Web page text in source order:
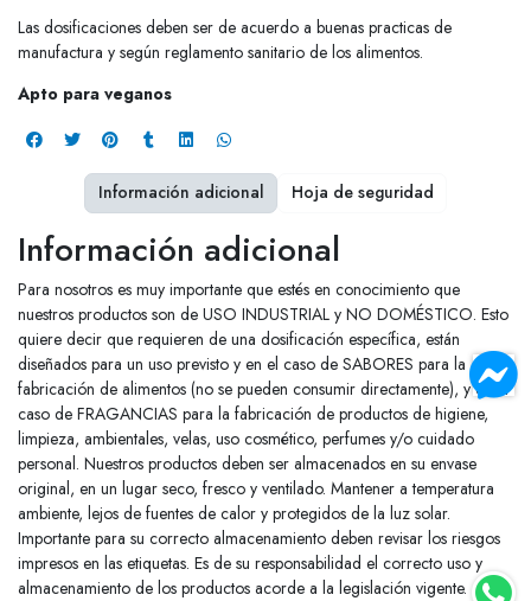
Las dosificaciones deben ser de acuerdo a buenas practicas de
manufactura y según reglamento sanitario de los alimentos.
Apto para veganos
Información adicional
Para nosotros es muy importante que estés en conocimiento que
nuestros productos son de USO INDUSTRIAL y NO DOMÉSTICO. Esto
quiere decir que requieren de una dosificación específica, están
diseñados para un uso previsto y en el caso de SABORES para la
fabricación de alimentos (no se pueden consumir directamente), y en el
caso de FRAGANCIAS para la fabricación de productos de higiene,
limpieza, ambientales, velas, uso cosmético, perfumes y/o cuidado
personal. Nuestros productos deben ser almacenados en su envase
original, en un lugar seco, fresco y ventilado. Mantener a temperatura
ambiente, lejos de fuentes de calor y protegidos de la luz solar.
Importante para su correcto almacenamiento deben revisar los riesgos
impresos en las etiquetas. Es de su responsabilidad el correcto uso y
almacenamiento de los productos acorde a la legislación vigente.
Información adicional Hoja de seguridad